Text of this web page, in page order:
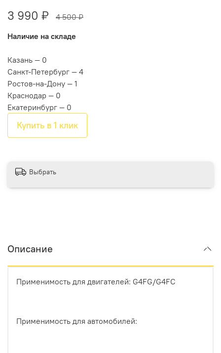
3 990 ₽
4 500 ₽
Наличие на складе
Казань — 0
Санкт-Петербург — 4
Ростов-на-Дону — 1
Краснодар — 0
Екатеринбург — 0
Купить в 1 клик
Выбрать
Описание
Применимoсть для двигателeй: G4FG/G4FC
Применимость для автомoбилeй: